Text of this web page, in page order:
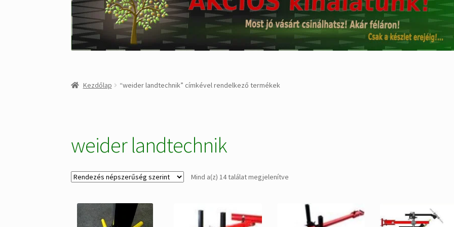
Kezdőlap “weider landtechnik” címkével rendelkező termékek
weider landtechnik
Mind a(z) 14 találat megjelenítve